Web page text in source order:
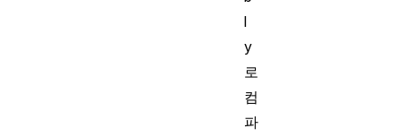
l
y
로
컴
파